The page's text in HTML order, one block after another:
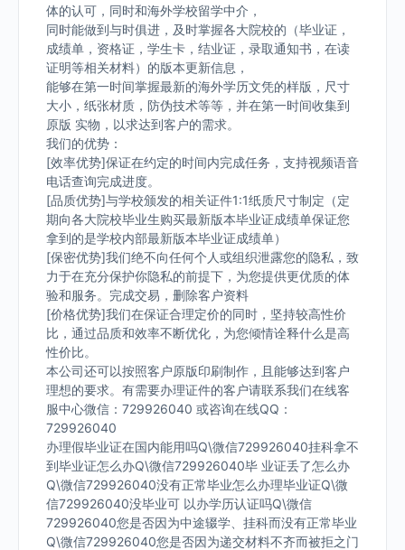
体的认可，同时和海外学校留学中介，
同时能做到与时俱进，及时掌握各大院校的（毕业证，
成绩单，资格证，学生卡，结业证，录取通知书，在读
证明等相关材料）的版本更新信息，
能够在第一时间掌握最新的海外学历文凭的样版，尺寸
大小，纸张材质，防伪技术等等，并在第一时间收集到
原版 实物，以求达到客户的需求。
我们的优势：
[效率优势]保证在约定的时间内完成任务，支持视频语音
电话查询完成进度。
[品质优势]与学校颁发的相关证件1:1纸质尺寸制定（定
期向各大院校毕业生购买最新版本毕业证成绩单保证您
拿到的是学校内部最新版本毕业证成绩单）
[保密优势]我们绝不向任何个人或组织泄露您的隐私，致
力于在充分保护你隐私的前提下，为您提供更优质的体
验和服务。完成交易，删除客户资料
[价格优势]我们在保证合理定价的同时，坚持较高性价
比，通过品质和效率不断优化，为您倾情诠释什么是高
性价比。
本公司还可以按照客户原版印刷制作，且能够达到客户
理想的要求。有需要办理证件的客户请联系我们在线客
服中心微信：729926040 或咨询在线QQ：
729926040
办理假毕业证在国内能用吗Q\微信729926040挂科拿不
到毕业证怎么办Q\微信729926040毕 业证丢了怎么办
Q\微信729926040没有正常毕业怎么办理毕业证Q\微
信729926040没毕业可 以办学历认证吗Q\微信
729926040您是否因为中途辍学、挂科而没有正常毕业
Q\微信729926040您是否因为递交材料不齐而被拒之门